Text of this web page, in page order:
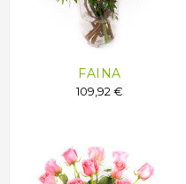
FAINA
109,92 €